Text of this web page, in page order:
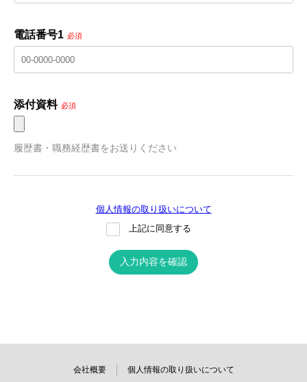
電話番号1 必須
添付資料 必須
履歴書・職務経歴書をお送りください
個人情報の取り扱いについて
上記に同意する
入力内容を確認
会社概要 個人情報の取り扱いについて